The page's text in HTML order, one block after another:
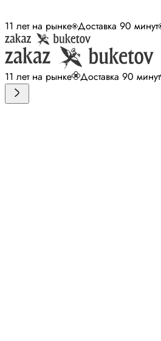
11 лет на рынке Доставка 90 минут
11 лет на рынке Доставка 90 минут